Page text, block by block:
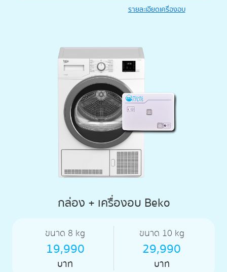
รายละเอียดเครื่องอบ
กล่อง + เครื่องอบ Beko
ขนาด 8 kg
19,990
บาท
ขนาด 10 kg
29,990
บาท